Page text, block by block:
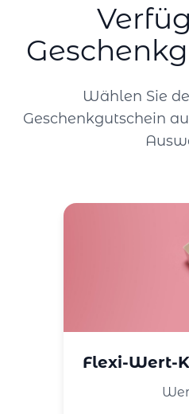
Wählen Sie
Geschenkgutschein
Flexi-Wert-